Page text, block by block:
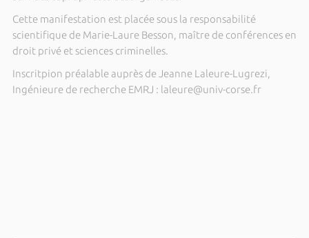
Cette manifestation est placée sous la responsabilité
scientifique de Marie-Laure Besson, maître de conférences en
droit privé et sciences criminelles.
Inscritpion préalable auprès de Jeanne Laleure-Lugrezi,
Ingénieure de recherche EMRJ : laleure@univ-corse.fr